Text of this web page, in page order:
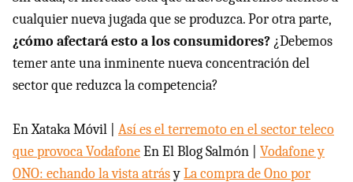
cualquier nueva jugada que se produzca. Por otra parte,
¿cómo afectará esto a los consumidores? ¿Debemos
temer ante una inminente nueva concentración del
sector que reduzca la competencia?
En Xataka Móvil | Así es el terremoto en el sector teleco
que provoca VodafoneEn El Blog Salmón | Vodafone y
ONO: echando la vista atrásyLa compra de Ono por